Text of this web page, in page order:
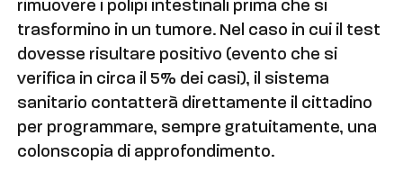
rimuovere i polipi intestinali prima che si
trasformino in un tumore. Nel caso in cui il test
dovesse risultare positivo (evento che si
verifica in circa il 5% dei casi), il sistema
sanitario contatterà direttamente il cittadino
per programmare, sempre gratuitamente, una
colonscopia di approfondimento.